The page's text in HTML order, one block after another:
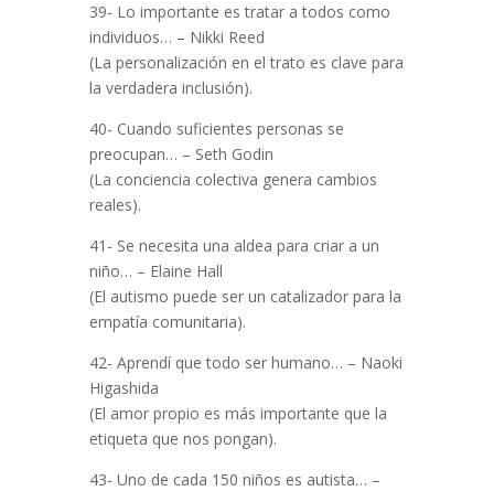
39- Lo importante es tratar a todos como
individuos… – Nikki Reed
(La personalización en el trato es clave para
la verdadera inclusión).
40- Cuando suficientes personas se
preocupan… – Seth Godin
(La conciencia colectiva genera cambios
reales).
41- Se necesita una aldea para criar a un
niño… – Elaine Hall
(El autismo puede ser un catalizador para la
empatía comunitaria).
42- Aprendí que todo ser humano… – Naoki
Higashida
(El amor propio es más importante que la
etiqueta que nos pongan).
43- Uno de cada 150 niños es autista… –